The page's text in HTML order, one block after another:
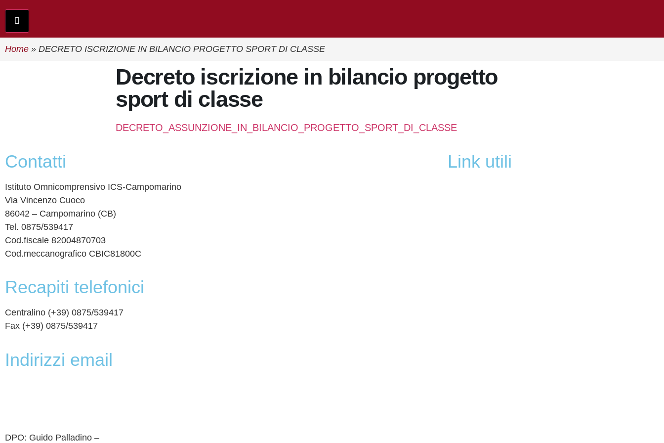
Home » DECRETO ISCRIZIONE IN BILANCIO PROGETTO SPORT DI CLASSE
decreto iscrizione in bilancio progetto
sport di classe
DECRETO_ASSUNZIONE_IN_BILANCIO_PROGETTO_SPORT_DI_CLASSE
contatti
Istituto Omnicomprensivo ICS-Campomarino
Via Vincenzo Cuoco
86042 – Campomarino (CB)
Tel. 0875/539417
Cod.fiscale 82004870703
Cod.meccanografico CBIC81800C
recapiti telefonici
Centralino (+39) 0875/539417
Fax (+39) 0875/539417
indirizzi email
DPO: Guido Palladino –
link utili